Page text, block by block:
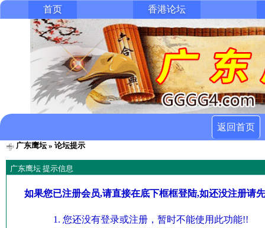
首页 香港论坛
返回首页
广东鹰坛» 论坛提示
广东鹰坛 提示信息
如果您已注册会员,请直接在底下框框登陆,如还没注册请
您还没有登录或注册，暂时不能使用此功能!!